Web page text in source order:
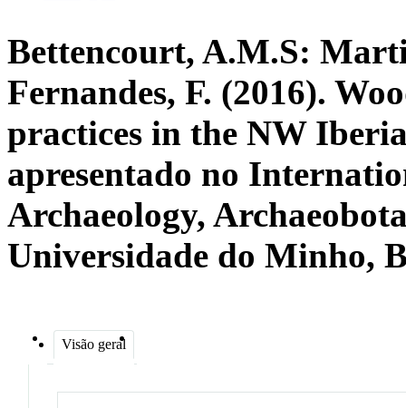
Bettencourt, A.M.S:
Fernandes, F. (2016).
practices in the NW
apresentado no
Archaeology,
Universidade do Minho,
Visão geral